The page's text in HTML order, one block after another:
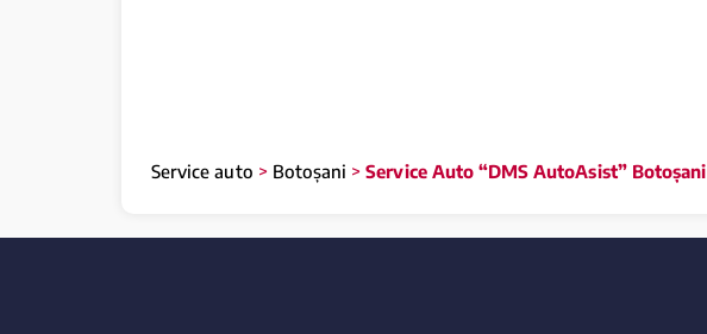
Service auto > Botoșani >Service Auto “DMS AutoAsist” Botoșani